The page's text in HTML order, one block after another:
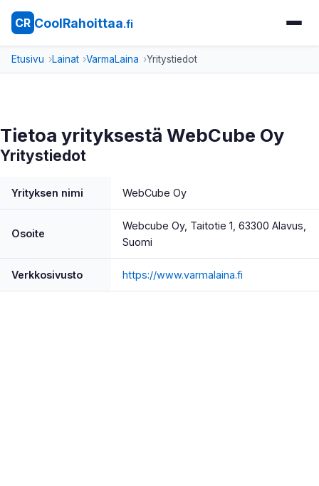
CR CoolRahoittaa.fi
Etusivu Lainat VarmaLaina Yritystiedot
Tietoa yrityksestä WebCube Oy
Yritystiedot
Yrityksen nimi WebCube Oy
Osoite
Webcube Oy, Taitotie 1, 63300 Alavus,
Suomi
Verkkosivusto https://www.varmalaina.fi